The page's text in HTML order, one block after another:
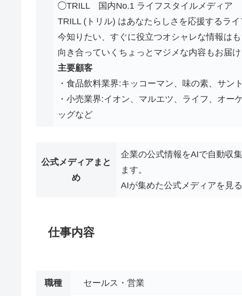
◯TRILL 国内No.1 ライフスタイルメディア
TRILL (トリル) はあなたらしさを応援するライ
今知りたい、すぐに役立つオシャレな情報は
向き合っていくちょっとマジメな内容もお届け
主要顧客
・食品飲料業界:キッコーマン、味の素、サ
・小売業界:イオン、マルエツ、ライフ、オー
ッグなど
公式メディアまと
め
企業の公式情報をAIで自動収
ます。
AIが集めた公式メディアを見
仕事内容
職種 セールス・営業